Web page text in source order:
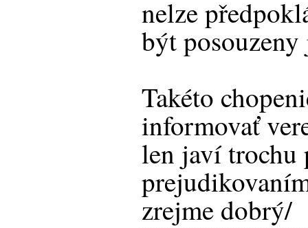
nelze
být
Takéto
informovať
len javí trochu
zrejme dobrý/